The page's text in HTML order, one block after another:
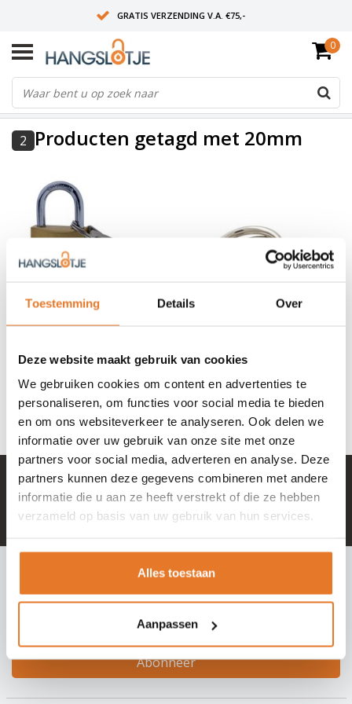
Toestemming Details Over
Deze website maakt gebruik van cookies
We gebruiken cookies om content en advertenties te
personaliseren, om functies voor social media te bieden
en om ons websiteverkeer te analyseren. Ook delen we
informatie over uw gebruik van onze site met onze
partners voor social media, adverteren en analyse. Deze
partners kunnen deze gegevens combineren met andere
informatie die u aan ze heeft verstrekt of die ze hebben
verzameld op basis van uw gebruik van hun services.
Alles toestaan
Aanpassen
GRATIS VERZENDING V.A. €75,-
OP WERKDAGEN VOOR 15:00 BESTELD? VOLGENDE DAG OP SLOT!
ALLES UIT VOORRAAD
0
Producten getagd met 20mm
2
Burgwächter 400 E
7,35
OP VOORRAAD
9,95
+ 100.000 tevreden klanten in NL & BE
Mail naarinfo@hangslotje.nl
of bel0488 - 745447
INSCHRIJVEN NIEUWSBRIEF
Meld je nu aan voor extra informatie of nieuwe producten
Abonneer